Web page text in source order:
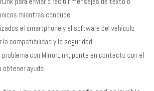
mientras conduce.
el smartphone y el software del vehículo
la compatibilidad y la seguridad.
con MirrorLink, ponte en contacto con el
ayuda.